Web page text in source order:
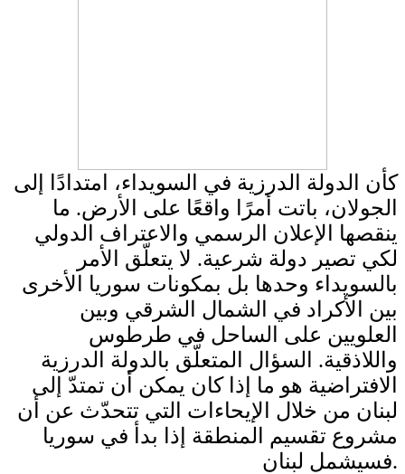
كأن الدولة الدرزية في السويداء، امتدادًا إلى
الجولان، باتت أمرًا واقعًا على الأرض. ما
ينقصها الإعلان الرسمي والاعتراف الدولي
لكي تصير دولة شرعية. لا يتعلّق الأمر
بالسويداء وحدها بل بمكونات سوريا الأخرى
بين الأكراد في الشمال الشرقي وبين
العلويين على الساحل في طرطوس
واللاذقية. السؤال المتعلّق بالدولة الدرزية
الافتراضية هو ما إذا كان يمكن أن تمتدّ إلى
لبنان من خلال الإيحاءات التي تتحدّث عن أن
مشروع تقسيم المنطقة إذا بدأ في سوريا
فسيشمل لبنان.